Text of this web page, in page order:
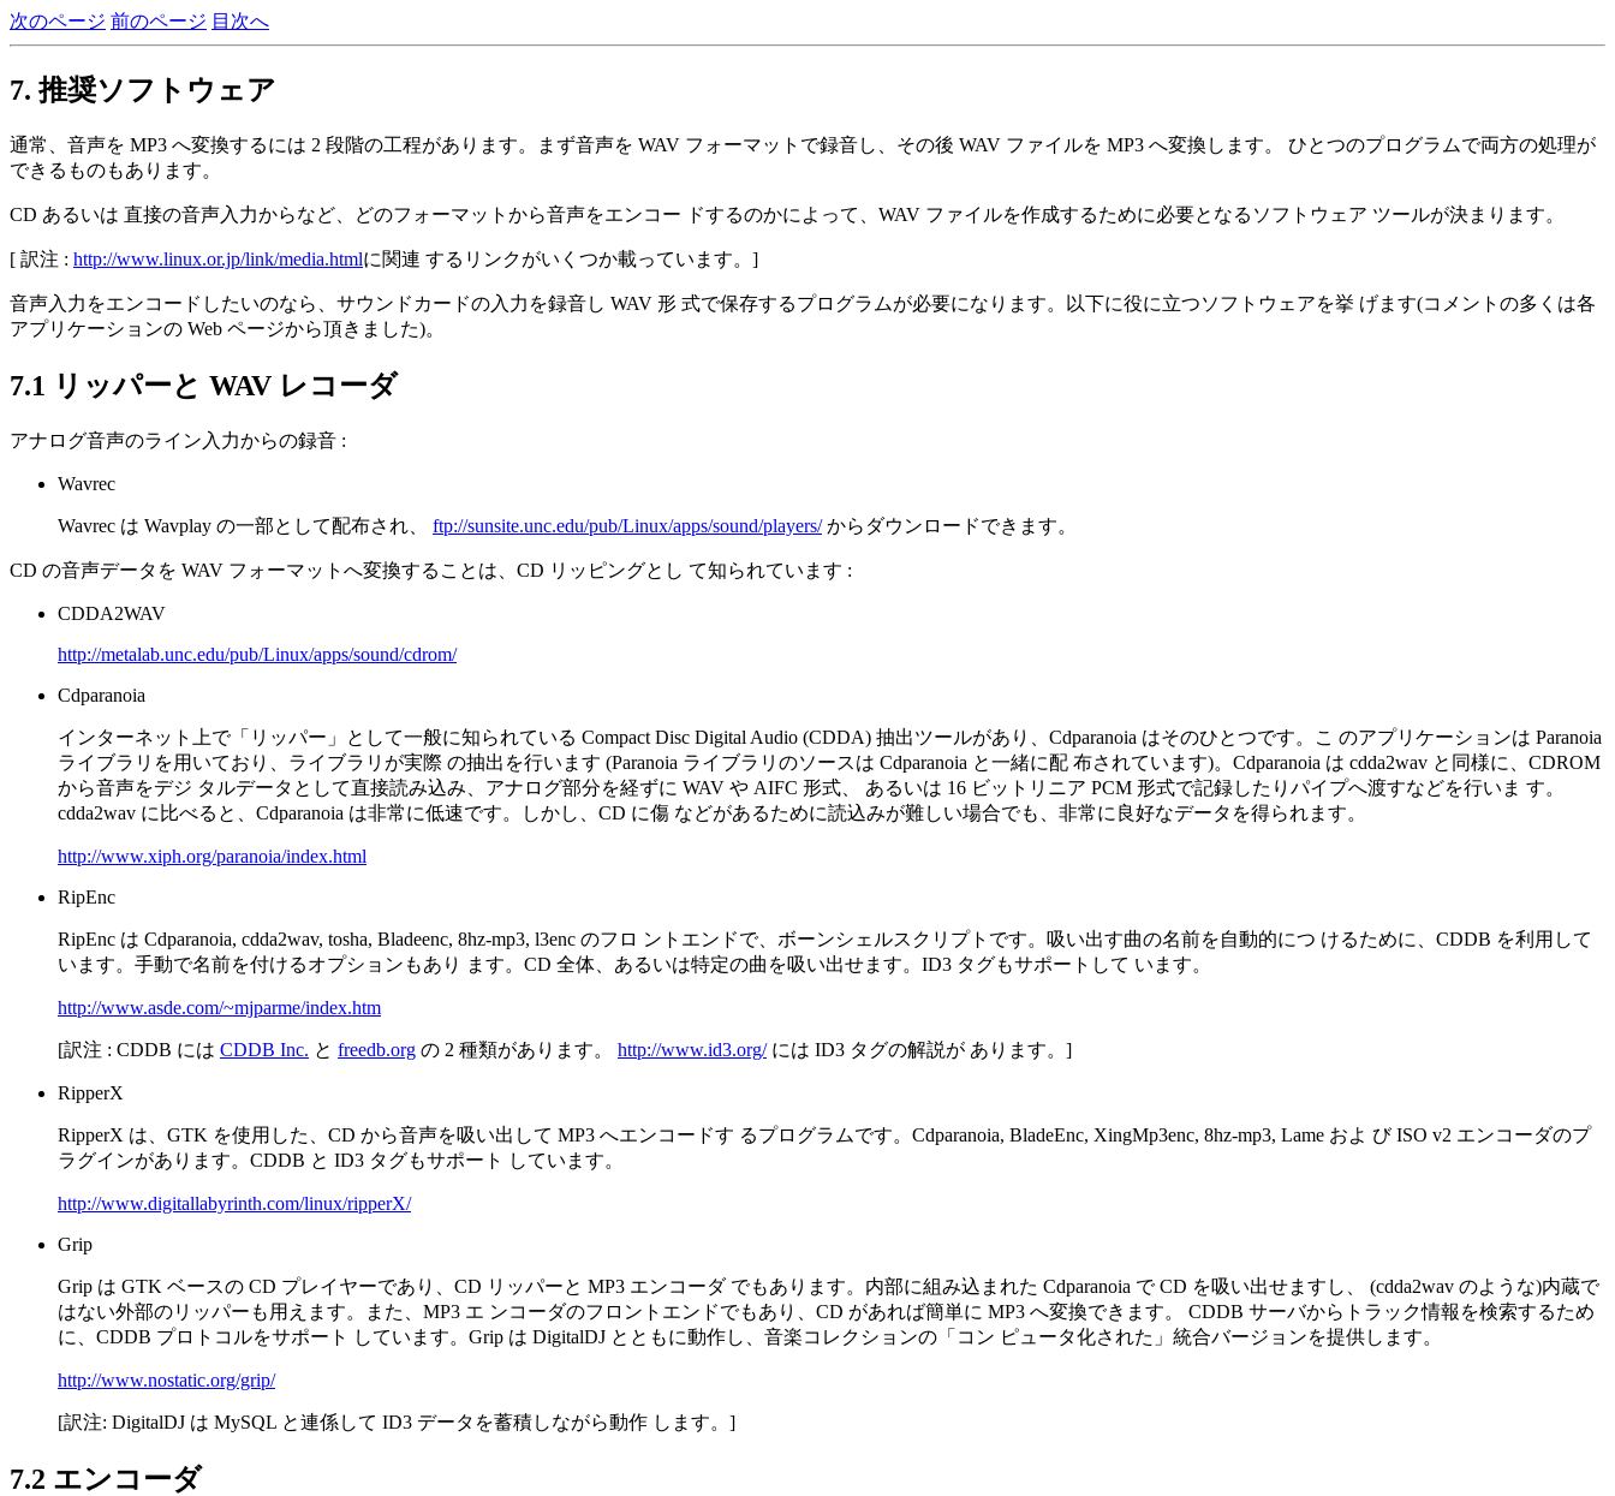
次のページ 前のページ 目次へ
7. 推奨ソフトウェア
通常、音声を MP3 へ変換するには 2 段階の工程があります。まず音声を WAV フォーマットで録音し、その後 WAV ファイルを MP3 へ変換します。 ひとつのプログラムで両方の処理が
できるものもあります。
CD あるいは 直接の音声入力からなど、どのフォーマットから音声をエンコー ドするのかによって、WAV ファイルを作成するために必要となるソフトウェア ツールが決まります。
[ 訳注 : http://www.linux.or.jp/link/media.htmlに関連 するリンクがいくつか載っています。]
音声入力をエンコードしたいのなら、サウンドカードの入力を録音し WAV 形 式で保存するプログラムが必要になります。以下に役に立つソフトウェアを挙 げます(コメントの多くは各
アプリケーションの Web ページから頂きました)。
7.1 リッパーと WAV レコーダ
アナログ音声のライン入力からの録音 :
Wavrec
Wavrec は Wavplay の一部として配布され、 ftp://sunsite.unc.edu/pub/Linux/apps/sound/players/からダウンロードできます。
CD の音声データを WAV フォーマットへ変換することは、CD リッピングとし て知られています :
CDDA2WAV
http://metalab.unc.edu/pub/Linux/apps/sound/cdrom/
Cdparanoia
インターネット上で「リッパー」として一般に知られている Compact Disc Digital Audio (CDDA) 抽出ツールがあり、Cdparanoia はそのひとつです。こ のアプリケーションは Paranoia
ライブラリを用いており、ライブラリが実際 の抽出を行います (Paranoia ライブラリのソースは Cdparanoia と一緒に配 布されています)。Cdparanoia は cdda2wav と同様に、CDROM
から音声をデジ タルデータとして直接読み込み、アナログ部分を経ずに WAV や AIFC 形式、 あるいは 16 ビットリニア PCM 形式で記録したりパイプへ渡すなどを行いま す。
cdda2wav に比べると、Cdparanoia は非常に低速です。しかし、CD に傷 などがあるために読込みが難しい場合でも、非常に良好なデータを得られます。
http://www.xiph.org/paranoia/index.html
RipEnc
RipEnc は Cdparanoia, cdda2wav, tosha, Bladeenc, 8hz-mp3, l3enc のフロ ントエンドで、ボーンシェルスクリプトです。吸い出す曲の名前を自動的につ けるために、CDDB を利用して
います。手動で名前を付けるオプションもあり ます。CD 全体、あるいは特定の曲を吸い出せます。ID3 タグもサポートして います。
http://www.asde.com/~mjparme/index.htm
[訳注 : CDDB には CDDB Inc. と freedb.org の 2 種類があります。 http://www.id3.org/には ID3 タグの解説が あります。]
RipperX
RipperX は、GTK を使用した、CD から音声を吸い出して MP3 へエンコードす るプログラムです。Cdparanoia, BladeEnc, XingMp3enc, 8hz-mp3, Lame およ び ISO v2 エンコーダのプ
ラグインがあります。CDDB と ID3 タグもサポート しています。
http://www.digitallabyrinth.com/linux/ripperX/
Grip
Grip は GTK ベースの CD プレイヤーであり、CD リッパーと MP3 エンコーダ でもあります。内部に組み込まれた Cdparanoia で CD を吸い出せますし、 (cdda2wav のような)内蔵で
はない外部のリッパーも用えます。また、MP3 エ ンコーダのフロントエンドでもあり、CD があれば簡単に MP3 へ変換できます。 CDDB サーバからトラック情報を検索するため
に、CDDB プロトコルをサポート しています。Grip は DigitalDJ とともに動作し、音楽コレクションの「コン ピュータ化された」統合バージョンを提供します。
http://www.nostatic.org/grip/
[訳注: DigitalDJ は MySQL と連係して ID3 データを蓄積しながら動作 します。]
7.2 エンコーダ